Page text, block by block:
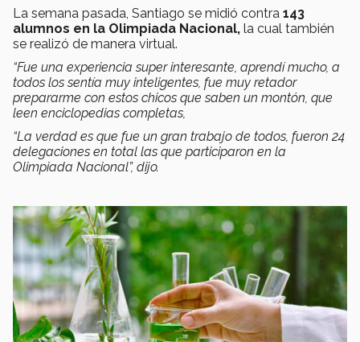
La semana pasada, Santiago se midió contra 143
alumnos en la Olimpiada Nacional, la cual también
se realizó de manera virtual.
“Fue una experiencia super interesante, aprendí mucho, a
todos los sentía muy inteligentes, fue muy retador
prepararme con estos chicos que saben un montón, que
leen enciclopedias completas,
“La verdad es que fue un gran trabajo de todos, fueron 24
delegaciones en total las que participaron en la
Olimpiada Nacional”, dijo.